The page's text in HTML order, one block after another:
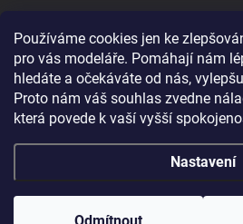
Používáme cookies jen ke
pro vás modeláře. Pomáhají nám
hledáte a očekáváte od nás,
Proto nám váš souhlas zvedne
která povede k vaší vyšší
Nastavení
HT model
Na letisko 49
058 01 Poprad
Slovenská Republika
Copyright 2026HT model. Všechna práva